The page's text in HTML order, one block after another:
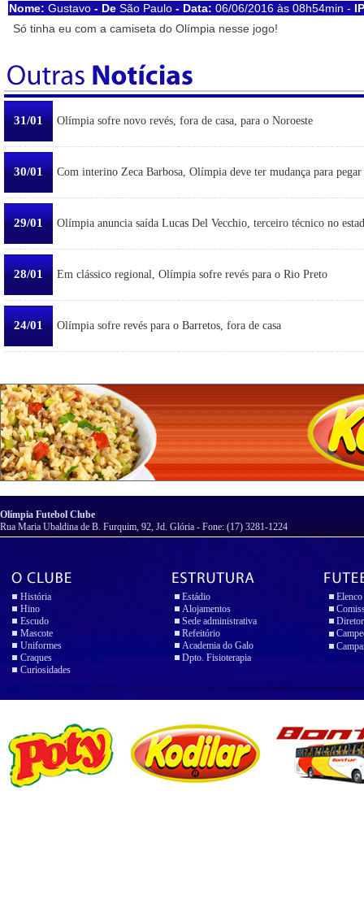
Nome: Gustavo - De São Paulo - Data: 06/06/2016 às 08h54min -
Só tinha eu com a camiseta do Olímpia nesse jogo!
31/01 Olímpia sofre novo revés, fora de casa, para o Noroeste
30/01 Com interino Zeca Barbosa, Olímpia deve ter mudança para pegar
29/01 Olímpia anuncia saída Lucas Del Vecchio, terceiro técnico no
28/01 Em clássico regional, Olímpia sofre revés para o Rio Preto
24/01 Olímpia sofre revés para o Barretos, fora de casa
Olímpia Futebol Clube
Rua Maria Ubaldina de B. Furquim, 92, Jd. Glória - Fone: (17) 3281-1224
História
Hino
Escudo
Mascote
Uniformes
Craques
Curiosidades
Estádio
Alojamentos
Sede administrativa
Refeitório
Academia do Galo
Dpto. Fisioterapia
Elenco